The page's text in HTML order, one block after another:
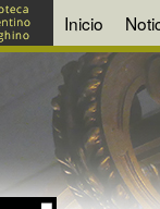
Inicio